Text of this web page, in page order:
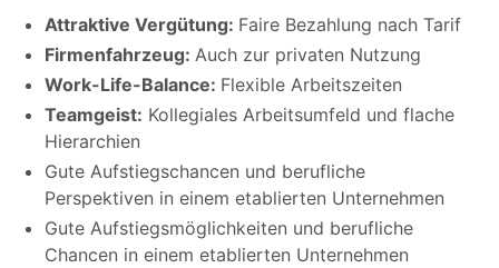
Attraktive Vergütung: Faire Bezahlung nach Tarif
Firmenfahrzeug: Auch zur privaten Nutzung
Work-Life-Balance: Flexible Arbeitszeiten
Teamgeist: Kollegiales Arbeitsumfeld und flache
Hierarchien
Gute Aufstiegschancen und berufliche
Perspektiven in einem etablierten Unternehmen
Gute Aufstiegsmöglichkeiten und berufliche
Chancen in einem etablierten Unternehmen